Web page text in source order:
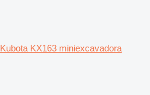
Kubota KX163 miniexcavadora